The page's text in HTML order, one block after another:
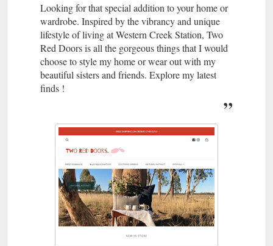
Looking for that special addition to your home or
wardrobe. Inspired by the vibrancy and unique
lifestyle of living at Western Creek Station, Two
Red Doors is all the gorgeous things that I would
choose to style my home or wear out with my
beautiful sisters and friends. Explore my latest
finds !